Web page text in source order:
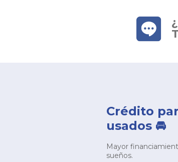
Crédito
usados 🚘
Mayor
sueños.